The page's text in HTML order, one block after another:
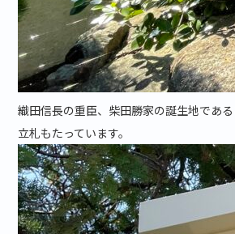
織田信長の重臣、柴田勝家の誕生地である
立札もたっています。